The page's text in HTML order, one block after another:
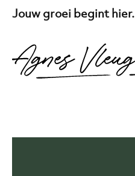
Jouw groei begint hier.